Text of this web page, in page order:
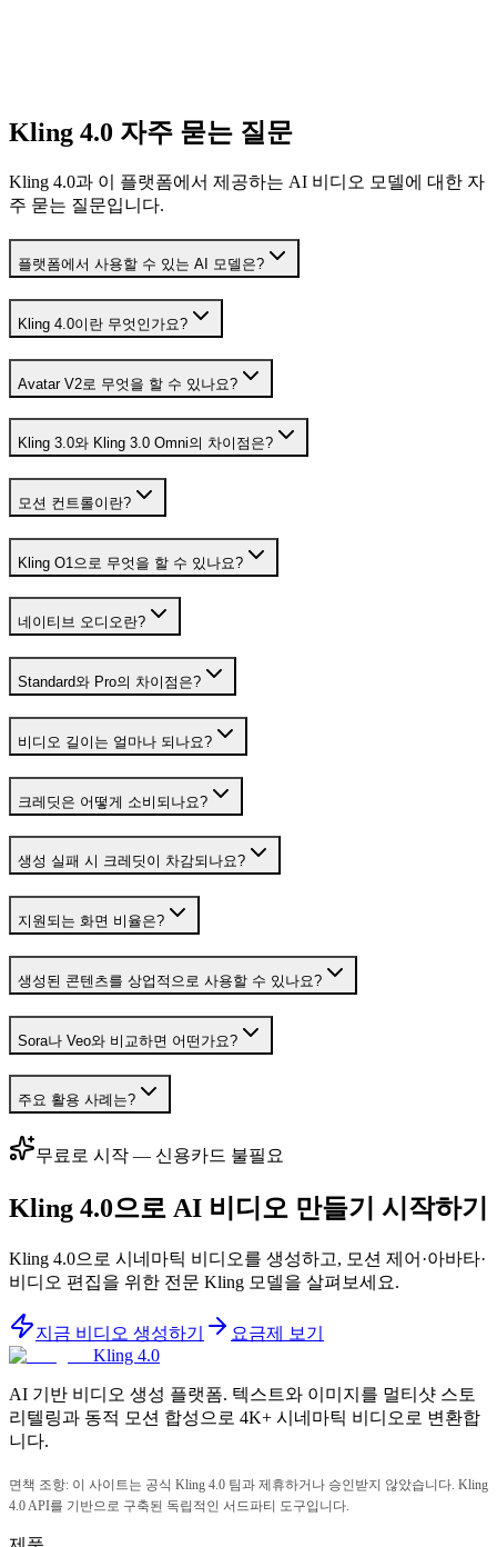
Kling 4.0 자주 묻는 질문
Kling 4.0과 이 플랫폼에서 제공하는 AI 비디오 모델에 대한 자
주 묻는 질문입니다.
플랫폼에서 사용할 수 있는 AI 모델은?
Kling 4.0이란 무엇인가요?
Avatar V2로 무엇을 할 수 있나요?
Kling 3.0와 Kling 3.0 Omni의 차이점은?
모션 컨트롤이란?
Kling O1으로 무엇을 할 수 있나요?
네이티브 오디오란?
Standard와 Pro의 차이점은?
비디오 길이는 얼마나 되나요?
크레딧은 어떻게 소비되나요?
생성 실패 시 크레딧이 차감되나요?
지원되는 화면 비율은?
생성된 콘텐츠를 상업적으로 사용할 수 있나요?
Sora나 Veo와 비교하면 어떤가요?
주요 활용 사례는?
무료로 시작 — 신용카드 불필요
Kling 4.0으로 AI 비디오 만들기 시작하기
Kling 4.0으로 시네마틱 비디오를 생성하고, 모션 제어·아바타·
비디오 편집을 위한 전문 Kling 모델을 살펴보세요.
지금 비디오 생성하기
요금제 보기
Kling 4.0
AI 기반 비디오 생성 플랫폼. 텍스트와 이미지를 멀티샷 스토
리텔링과 동적 모션 합성으로 4K+ 시네마틱 비디오로 변환합
니다.
면책 조항: 이 사이트는 공식 Kling 4.0 팀과 제휴하거나 승인받지 않았습니다. Kling
4.0 API를 기반으로 구축된 독립적인 서드파티 도구입니다.